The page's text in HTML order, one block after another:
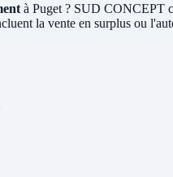
à Puget ? SUD CONCEPT
la vente en surplus ou